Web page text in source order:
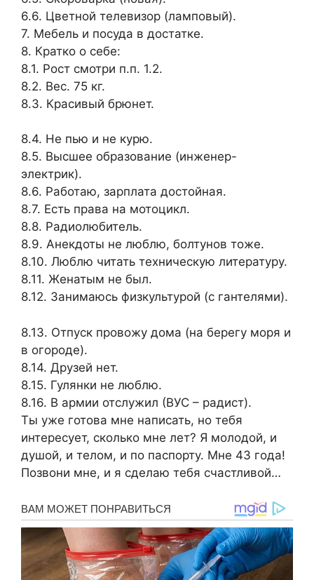
6.6. Цветной телевизор (ламповый).
7. Мебель и посуда в достатке.
8. Кратко о себе:
8.1. Рост смотри п.п. 1.2.
8.2. Вес. 75 кг.
8.3. Красивый брюнет.
8.4. Не пью и не курю.
8.5. Высшее образование (инженер-
электрик).
8.6. Работаю, зарплата достойная.
8.7. Есть права на мотоцикл.
8.8. Радиолюбитель.
8.9. Анекдоты не люблю, болтунов тоже.
8.10. Люблю читать техническую литературу.
8.11. Женатым не был.
8.12. Занимаюсь физкультурой (с гантелями).
8.13. Отпуск провожу дома (на берегу моря и
в огороде).
8.14. Друзей нет.
8.15. Гулянки не люблю.
8.16. В армии отслужил (ВУС – радист).
Ты уже готова мне написать, но тебя
интересует, сколько мне лет? Я молодой, и
душой, и телом, и по паспорту. Мне 43 года!
Позвони мне, и я сделаю тебя счастливой…